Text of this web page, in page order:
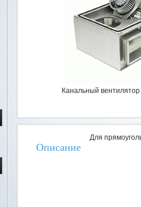
Канальный
Описание
Для